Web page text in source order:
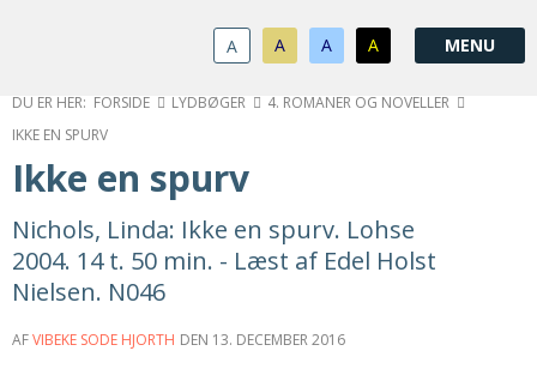
og
gå
indhold
forsiden
guide
for
1.2:
Bestyrelse
1.3:
Økonomi
1.5:
Privatlivspolitik
Vedtægter
2.0:
Nyheder
3.0:
Kalender
4.0:
Kristeligt
Lydbibliotek
A A A A
FORSIDE LYDBØGER
4. ROMANER OG NOVELLER
IKKE EN SPURV
Ikke en spurv
Nichols, Linda: Ikke en spurv. Lohse
2004. 14 t. 50 min. - Læst af Edel Holst
Nielsen. N046
AFVIBEKE SODE HJORTH DEN 13. DECEMBER 2016